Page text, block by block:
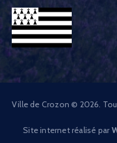
Ville de Crozon © 2026.
Site internet réalisé par